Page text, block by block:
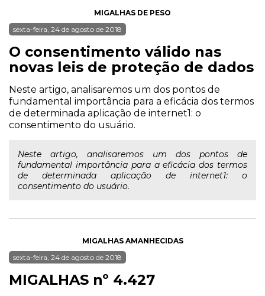
MIGALHAS DE PESO
sexta-feira, 24 de agosto de 2018
O consentimento válido nas
novas leis de proteção de dados
Neste artigo, analisaremos um dos pontos de
fundamental importância para a eficácia dos termos
de determinada aplicação de internet1: o
consentimento do usuário.
Neste artigo, analisaremos um dos pontos de
fundamental importância para a eficácia dos termos
de determinada aplicação de internet1: o
consentimento do usuário.
MIGALHAS AMANHECIDAS
sexta-feira, 24 de agosto de 2018
MIGALHAS nº 4.427